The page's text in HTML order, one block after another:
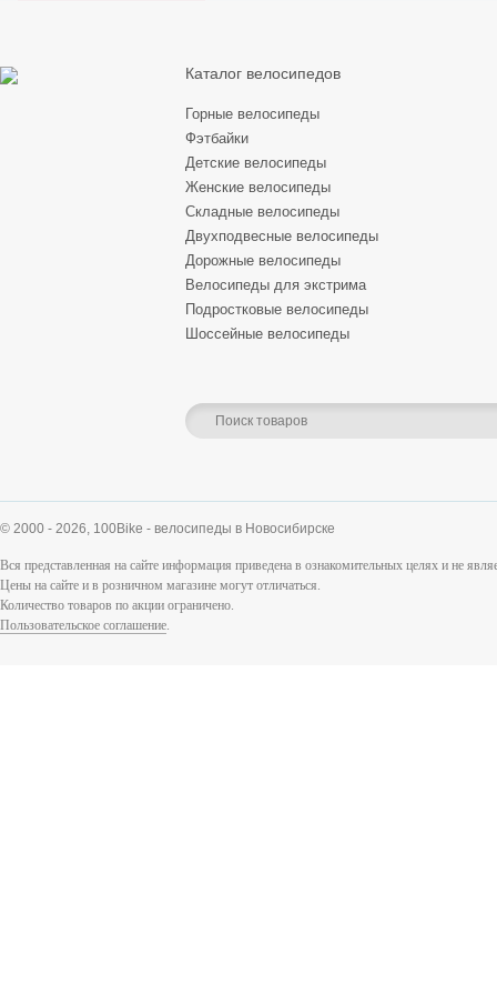
Каталог велосипедов
Горные велосипеды
Фэтбайки
Детские велосипеды
Женские велосипеды
Складные велосипеды
Двухподвесные велосипеды
Дорожные велосипеды
Велосипеды для экстрима
Подростковые велосипеды
Шоссейные велосипеды
© 2000 - 2026, 100Bike - велосипеды в Новосибирске
Вся представленная на сайте информация приведена в ознакомительных целях и не
Цены на сайте и в розничном магазине могут отличаться.
Количество товаров по акции ограничено.
Пользовательское соглашение.